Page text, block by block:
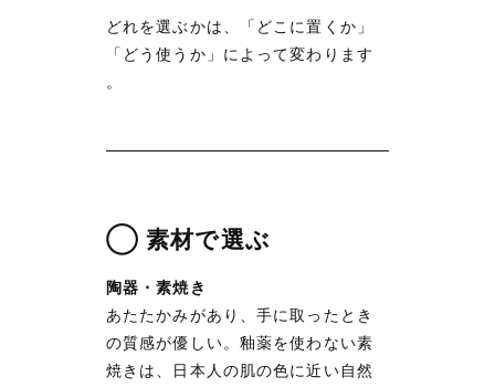
どれを選ぶかは、「どこに置くか」
「どう使うか」によって変わります
。
◯ 素材で選ぶ
陶器・素焼き
あたたかみがあり、手に取ったとき
の質感が優しい。釉薬を使わない素
焼きは、日本人の肌の色に近い自然